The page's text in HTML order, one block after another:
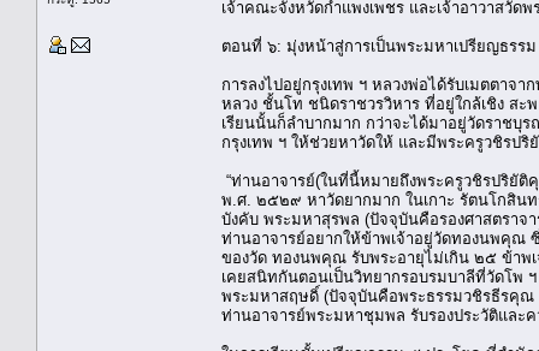
เจ้าคณะจังหวัดกำแพงเพชร และเจ้าอาวาสวัด
ตอนที่ ๖: มุ่งหน้าสู่การเป็นพระมหาเปรียญธรร
การลงไปอยู่กรุงเทพ ฯ หลวงพ่อได้รับเมตตาจ
หลวง ชั้นโท ชนิดราชวรวิหาร ที่อยู่ใกล้เชิง สะ
เรียนนั้นก็ลำบากมาก กว่าจะได้มาอยู่วัดราช
กรุงเทพ ฯ ให้ช่วยหาวัดให้ และมีพระครูวชิรป
“ท่านอาจารย์(ในที่นี้หมายถึงพระครูวชิรปริยั
พ.ศ. ๒๕๒๙ หาวัดยากมาก ในเกาะ รัตนโกสิน
บังคับ พระมหาสุรพล (ปัจจุบันคือรองศาสตราจ
ท่านอาจารย์อยากให้ข้าพเจ้าอยู่วัดทองนพคุณ
ของวัด ทองนพคุณ รับพระอายุไม่เกิน ๒๕ ข้าพ
เคยสนิทกันตอนเป็นวิทยากรอบรมบาลีที่วัดโพ
พระมหาสฤษดิ์ (ปัจจุบันคือพระธรรมวชิรธีรคุณ
ท่านอาจารย์พระมหาชุมพล รับรองประวัติและค